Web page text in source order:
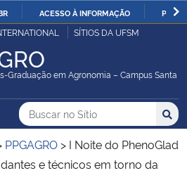
IR
PARA
O
ACESSO À INFORMAÇÃO
Pública
SÍTIOS DA UFSM
Graduação em Agronomia – Campus Santa
do Sítio
Busca
Buscar no no Sítio
Busca:
PPGAGRO > I Noite do PhenoGlad
e técnicos em torno da